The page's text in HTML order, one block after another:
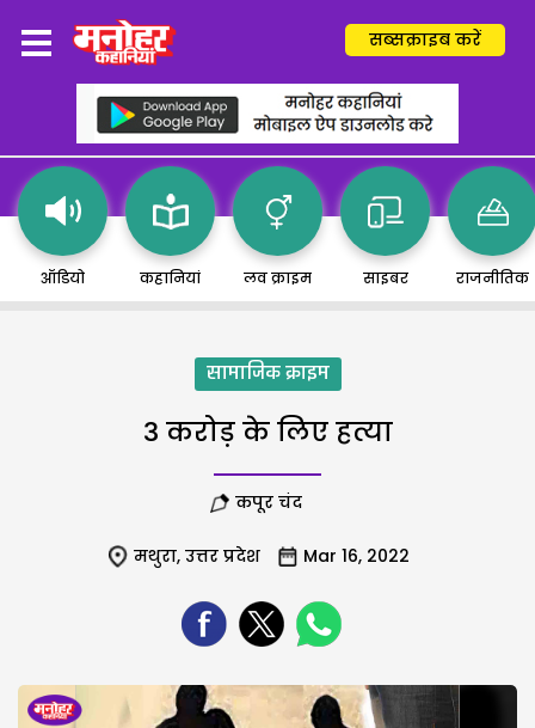
सब्सक्राइब करें
ऑडियो कहानियां लव क्राइम साइबर राजनीतिक
सामाजिक क्राइम
3 करोड़ के लिए हत्या
कपूर चंद
मथुरा, उत्तर प्रदेश Mar 16, 2022